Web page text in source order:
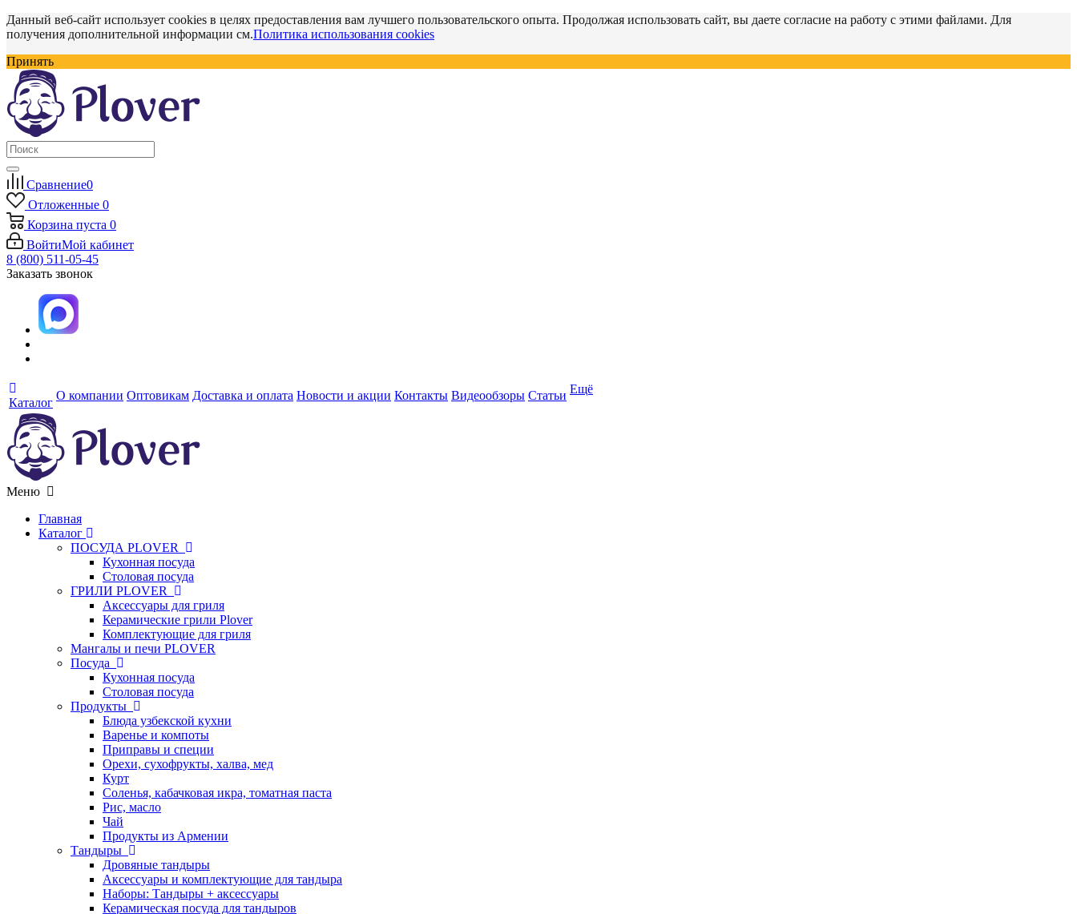
Данный веб-сайт использует cookies в целях предоставления вам лучшего пользовательского опыта. Продолжая использовать сайт, вы даете согласие на работу с этими файлами. Для
получения дополнительной информации см.Политика использования cookies
Принять
Сравнение0
Отложенные 0
Корзина пуста 0
ВойтиМой кабинет
8 (800) 511-05-45
Заказать звонок
Каталог
О компании Оптовикам Доставка и оплата Новости и акции Контакты Видеообзоры Статьи Ещё
Меню
Главная
Каталог
ПОСУДА PLOVER
Кухонная посуда
Столовая посуда
ГРИЛИ PLOVER
Аксессуары для гриля
Керамические грили Plover
Комплектующие для гриля
Мангалы и печи PLOVER
Посуда
Кухонная посуда
Столовая посуда
Продукты
Блюда узбекской кухни
Варенье и компоты
Приправы и специи
Орехи, сухофрукты, халва, мед
Курт
Соленья, кабачковая икра, томатная паста
Рис, масло
Чай
Продукты из Армении
Тандыры
Дровяные тандыры
Аксессуары и комплектующие для тандыра
Наборы: Тандыры + аксессуары
Керамическая посуда для тандыров